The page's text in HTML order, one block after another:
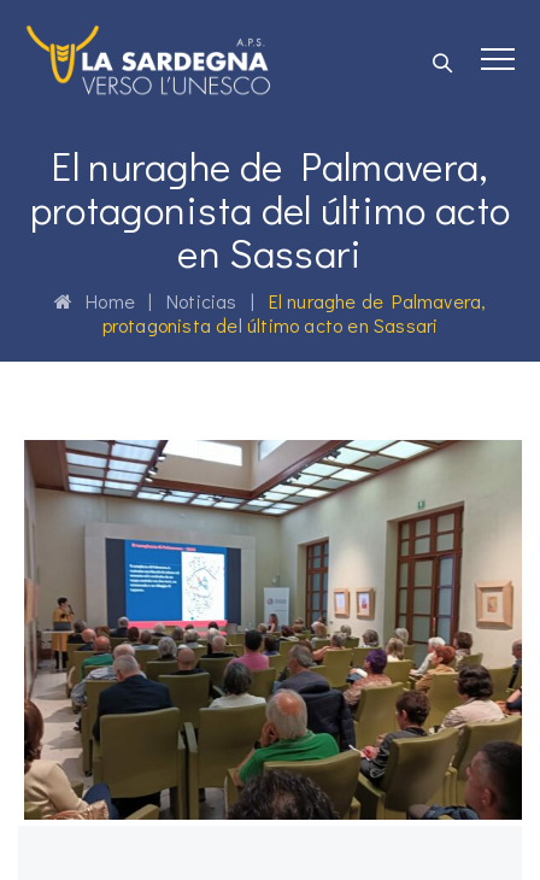
El nuraghe de Palmavera,
protagonista del último acto
en Sassari
Home| Noticias | El nuraghe de Palmavera,
protagonista del último acto en Sassari